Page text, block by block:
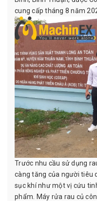
cung cấp tháng 8 năm
Trước nhu cầu sử dụng
càng tăng của người tiêu
sục khí như một vị cứu
phẩm. Máy rửa rau củ